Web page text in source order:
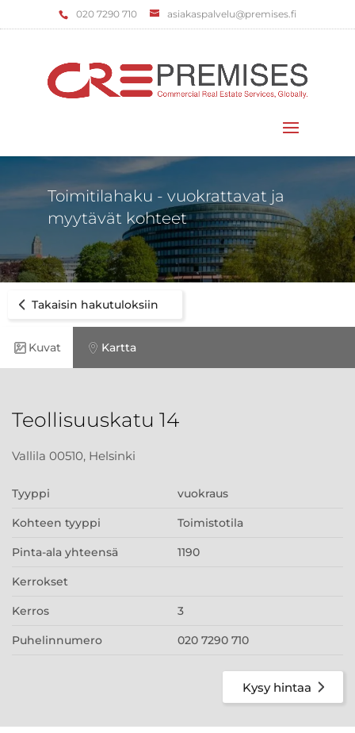
‌020 7290 710 asiakaspalvelu@premises.fi
Toimitilahaku - vuokrattavat ja
myytävät kohteet
Takaisin hakutuloksiin
Kuvat Kartta
Teollisuuskatu 14
Vallila 00510, Helsinki
Tyyppi vuokraus
Kohteen tyyppi Toimistotila
Pinta-ala yhteensä 1190
Kerrokset
Kerros 3
Puhelinnumero 020 7290 710
Kysy hintaa